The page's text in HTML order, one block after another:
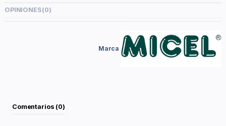
OPINIONES(0)
Marca
Comentarios (0)